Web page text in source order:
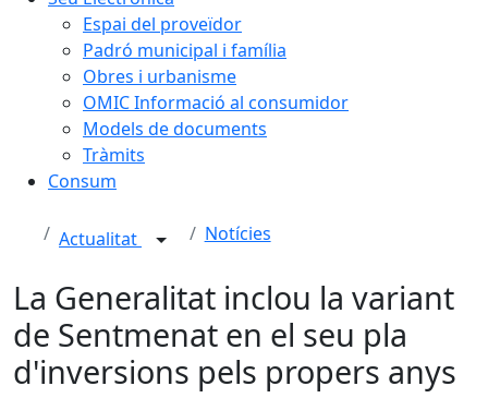
Espai del proveïdor
Padró municipal i família
Obres i urbanisme
OMIC Informació al consumidor
Models de documents
Tràmits
Consum
Actualitat Notícies
La Generalitat inclou la variant
de Sentmenat en el seu pla
d'inversions pels propers anys